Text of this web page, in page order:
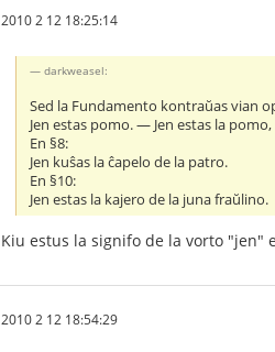
2010 2 12 18:25:14
darkweasel:
Sed la Fundamento kontraŭas vian
Jen estas pomo. ― Jen estas la
En §8:
Jen kuŝas la ĉapelo de la patro.
En §10:
Jen estas la kajero de la juna fraŭlino.
Kiu estus la signifo de la vorto "jen"
2010 2 12 18:54:29